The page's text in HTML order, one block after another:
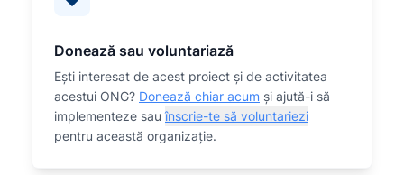
Donează sau voluntariază
Eşti interesat de acest proiect și de activitatea
acestui ONG? Donează chiar acum și ajută-i să
implementeze sauînscrie-te să voluntariezi
pentru această organizaţie.